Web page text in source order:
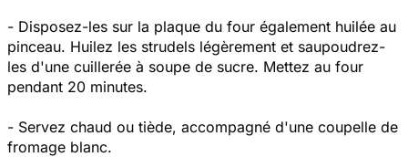
- Disposez-les sur la plaque du four également huilée au
pinceau. Huilez les strudels légèrement et saupoudrez-
les d'une cuillerée à soupe de sucre. Mettez au four
pendant 20 minutes.
- Servez chaud ou tiède, accompagné d'une coupelle de
fromage blanc.